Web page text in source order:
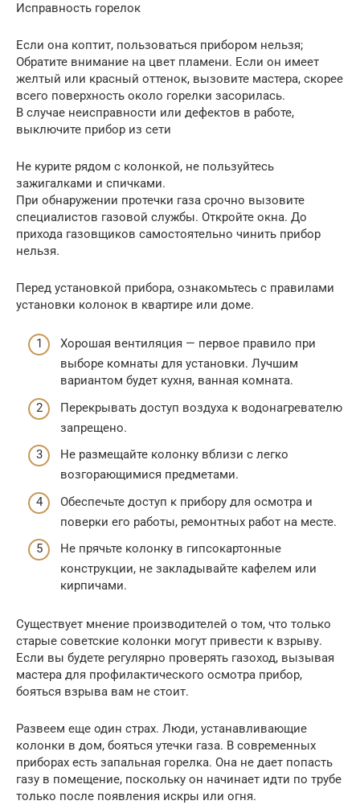
Исправность горелок
Если она коптит, пользоваться прибором нельзя;
Обратите внимание на цвет пламени. Если он имеет
желтый или красный оттенок, вызовите мастера, скорее
всего поверхность около горелки засорилась.
В случае неисправности или дефектов в работе,
выключите прибор из сети
Не курите рядом с колонкой, не пользуйтесь
зажигалками и спичками.
При обнаружении протечки газа срочно вызовите
специалистов газовой службы. Откройте окна. До
прихода газовщиков самостоятельно чинить прибор
нельзя.
Перед установкой прибора, ознакомьтесь с правилами
установки колонок в квартире или доме.
Хорошая вентиляция — первое правило при
выборе комнаты для установки. Лучшим
вариантом будет кухня, ванная комната.
Перекрывать доступ воздуха к водонагревателю
запрещено.
Не размещайте колонку вблизи с легко
возгорающимися предметами.
Обеспечьте доступ к прибору для осмотра и
поверки его работы, ремонтных работ на месте.
Не прячьте колонку в гипсокартонные
конструкции, не закладывайте кафелем или
кирпичами.
Существует мнение производителей о том, что только
старые советские колонки могут привести к взрыву.
Если вы будете регулярно проверять газоход, вызывая
мастера для профилактического осмотра прибор,
бояться взрыва вам не стоит.
Развеем еще один страх. Люди, устанавливающие
колонки в дом, бояться утечки газа. В современных
приборах есть запальная горелка. Она не дает попасть
газу в помещение, поскольку он начинает идти по трубе
только после появления искры или огня.